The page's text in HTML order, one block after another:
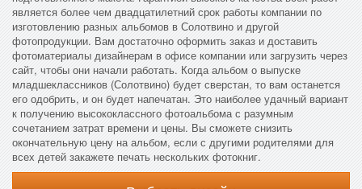
является более чем двадцатилетний срок работы компании по
изготовлению разных альбомов в Солотвино и другой
фотопродукции. Вам достаточно оформить заказ и доставить
фотоматериалы дизайнерам в офисе компании или загрузить через
сайт, чтобы они начали работать. Когда альбом о выпуске
младшеклассников (Солотвино) будет сверстан, то вам останется
его одобрить, и он будет напечатан. Это наиболее удачный вариант
к получению высококлассного фотоальбома с разумным
сочетанием затрат времени и цены. Вы сможете снизить
окончательную цену на альбом, если с другими родителями для
всех детей закажете печать нескольких фотокниг.